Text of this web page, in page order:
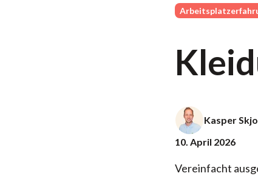
Kasper
10. April 2026
Vereinfacht